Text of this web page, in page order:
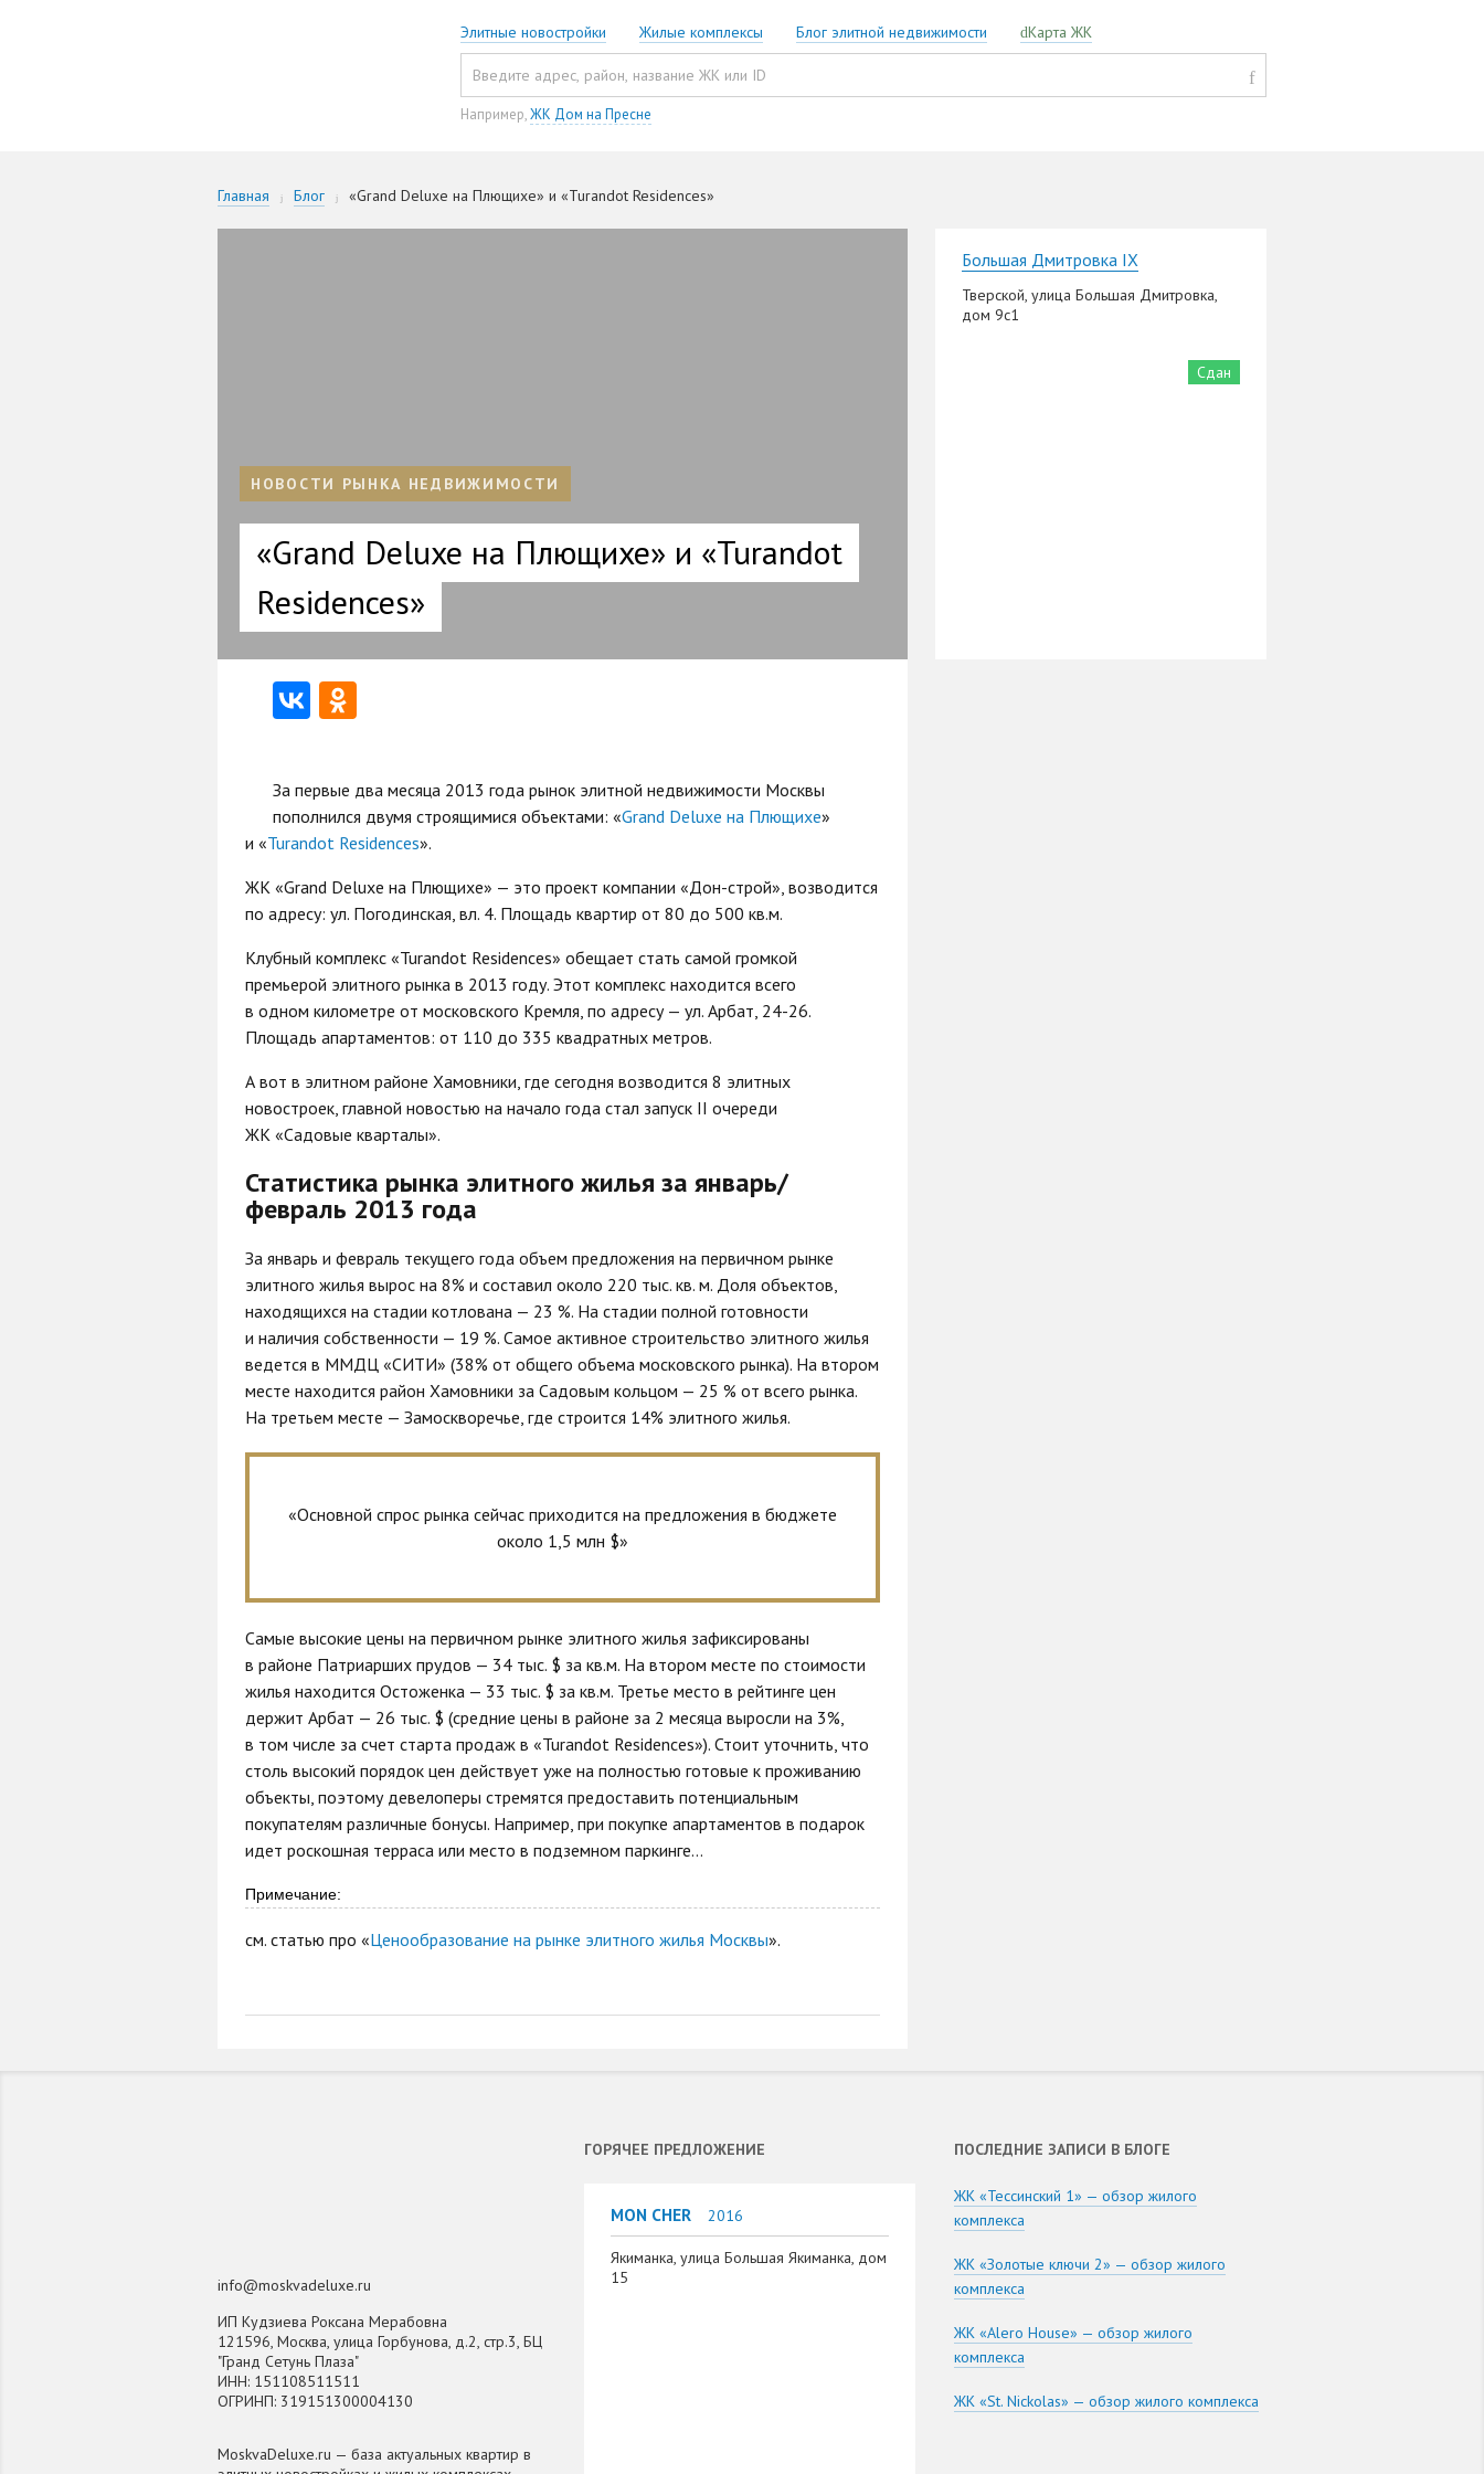
Элитные новостройки Жилые комплексы Блог элитной недвижимости Карта ЖК
Например,ЖК Дом на Пресне
Главная Блог «Grand Deluxe на Плющихе» и «Turandot Residences»
НОВОСТИ РЫНКА НЕДВИЖИМОСТИ
«Grand Deluxe на Плющихе» и «Turandot
Residences»
Большая Дмитровка IX
Тверской, улица Большая Дмитровка,
дом 9с1
Сдан
За первые два месяца 2013 года рынок элитной недвижимости Москвы
пополнился двумя строящимися объектами: «Grand Deluxe на Плющихе»
и «Turandot Residences».
ЖК «Grand Deluxe на Плющихе» — это проект компании «Дон-строй», возводится
по адресу: ул. Погодинская, вл. 4. Площадь квартир от 80 до 500 кв.м.
Клубный комплекс «Turandot Residences» обещает стать самой громкой
премьерой элитного рынка в 2013 году. Этот комплекс находится всего
в одном километре от московского Кремля, по адресу — ул. Арбат, 24-26.
Площадь апартаментов: от 110 до 335 квадратных метров.
А вот в элитном районе Хамовники, где сегодня возводится 8 элитных
новостроек, главной новостью на начало года стал запуск II очереди
ЖК «Садовые кварталы».
Статистика рынка элитного жилья за январь/
февраль 2013 года
За январь и февраль текущего года объем предложения на первичном рынке
элитного жилья вырос на 8% и составил около 220 тыс. кв. м. Доля объектов,
находящихся на стадии котлована — 23 %. На стадии полной готовности
и наличия собственности — 19 %. Самое активное строительство элитного жилья
ведется в ММДЦ «СИТИ» (38% от общего объема московского рынка). На втором
месте находится район Хамовники за Садовым кольцом — 25 % от всего рынка.
На третьем месте — Замоскворечье, где строится 14% элитного жилья.
«Основной спрос рынка сейчас приходится на предложения в бюджете
около 1,5 млн $»
Самые высокие цены на первичном рынке элитного жилья зафиксированы
в районе Патриарших прудов — 34 тыс. $ за кв.м. На втором месте по стоимости
жилья находится Остоженка — 33 тыс. $ за кв.м. Третье место в рейтинге цен
держит Арбат — 26 тыс. $ (средние цены в районе за 2 месяца выросли на 3%,
в том числе за счет старта продаж в «Turandot Residences»). Стоит уточнить, что
столь высокий порядок цен действует уже на полностью готовые к проживанию
объекты, поэтому девелоперы стремятся предоставить потенциальным
покупателям различные бонусы. Например, при покупке апартаментов в подарок
идет роскошная терраса или место в подземном паркинге…
Примечание:
см. статью про «Ценообразование на рынке элитного жилья Москвы».
info@moskvadeluxe.ru
ИП Кудзиева Роксана Мерабовна
121596, Москва, улица Горбунова, д.2, стр.3, БЦ
"Гранд Сетунь Плаза"
ИНН: 151108511511
ОГРИНП: 319151300004130
MoskvaDeluxe.ru — база актуальных квартир в
ГОРЯЧЕЕ ПРЕДЛОЖЕНИЕ
MON CHER 2016
Якиманка, улица Большая Якиманка, дом
15
ПОСЛЕДНИЕ ЗАПИСИ В БЛОГЕ
ЖК «Тессинский 1» — обзор жилого
комплекса
ЖК «Золотые ключи 2» — обзор жилого
комплекса
ЖК «Alero House» — обзор жилого
комплекса
ЖК «St. Nickolas» — обзор жилого комплекса